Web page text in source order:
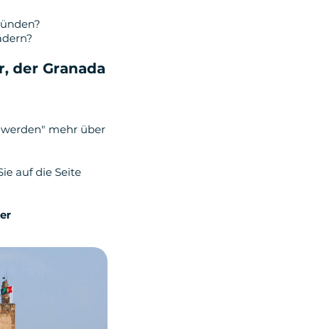
der Granada
mehr über
auf die Seite